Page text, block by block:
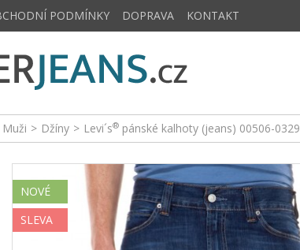
Muži > Džíny > Levi´s® pánské kalhoty (jeans) 00506-0329
NOVÉ
SLEVA
PODMÍNKY DOPRAVA KONTAKT